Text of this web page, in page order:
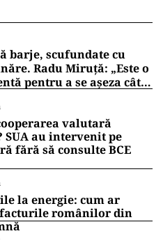
barje, scufundate cu
Radu Miruță: „Este o
pentru a se așeza cât
valutară
SUA au intervenit pe
fără să consulte BCE
la energie: cum ar
românilor din